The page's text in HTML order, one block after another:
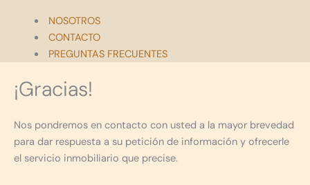
NOSOTROS
CONTACTO
PREGUNTAS FRECUENTES
¡Gracias!
Nos pondremos en contacto con usted a la mayor brevedad
para dar respuesta a su petición de información y ofrecerle
el servicio inmobiliario que precise.